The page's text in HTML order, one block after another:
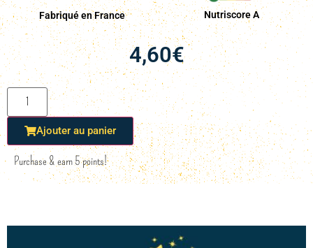
Fabriqué en France Nutriscore A
4,60€
Ajouter au panier
Purchase & earn 5 points!